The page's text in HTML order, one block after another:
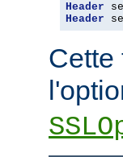
Header
Header
Cette